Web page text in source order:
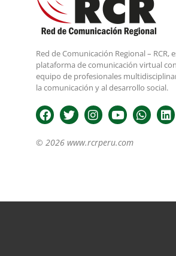
Red de Comunicación Regional – RCR,
plataforma de comunicación virtual
equipo de profesionales
la comunicación y al desarrollo social.
© 2026 www.rcrperu.com